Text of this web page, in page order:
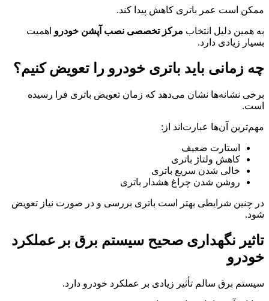
ممکن است عمر باتری کاهش پیدا کند.
به همین دلیل انتخاب مرکز تخصصی نصب آپشن خودرو اهمیت
بسیار زیادی دارد.
چه زمانی باید باتری خودرو را تعویض کنیم؟
برخی نشانه‌ها نشان می‌دهد که زمان تعویض باتری فرا رسیده
است.
مهم‌ترین آن‌ها عبارت‌اند از:
استارت ضعیف
کاهش ولتاژ باتری
خالی شدن سریع باتری
روشن شدن چراغ هشدار باتری
در چنین شرایطی بهتر است باتری بررسی و در صورت نیاز تعویض
شود.
تاثیر نگهداری صحیح سیستم برق بر عملکرد
خودرو
سیستم برق سالم تأثیر زیادی بر عملکرد خودرو دارد.